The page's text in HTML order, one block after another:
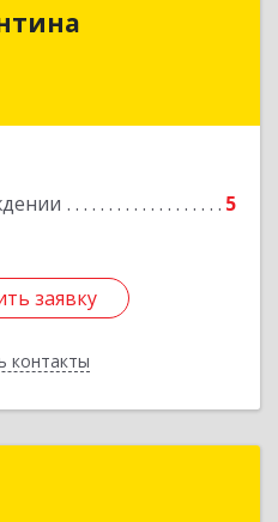
5
заявку
контакты
Валентина
заявку